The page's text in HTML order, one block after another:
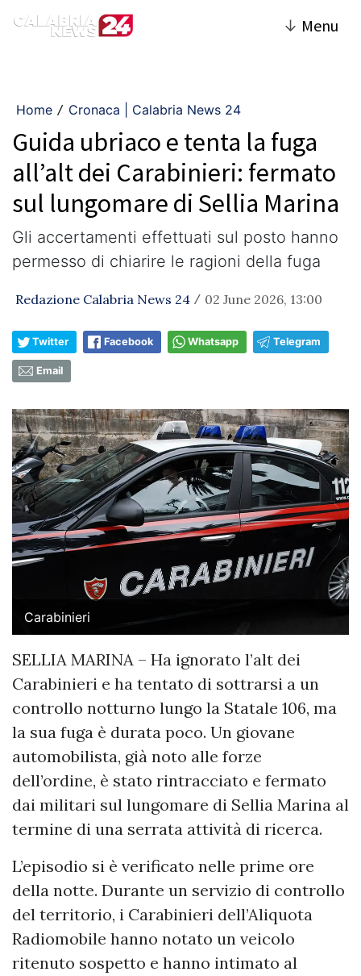
↓ Menu
Home / Cronaca | Calabria News 24
Guida ubriaco e tenta la fuga
all’alt dei Carabinieri: fermato
sul lungomare di Sellia Marina
Gli accertamenti effettuati sul posto hanno
permesso di chiarire le ragioni della fuga
Redazione Calabria News 24 / 02 June 2026, 13:00
Twitter Facebook Whatsapp Telegram
Email
Carabinieri
SELLIA MARINA – Ha ignorato l’alt dei
Carabinieri e ha tentato di sottrarsi a un
controllo notturno lungo la Statale 106, ma
la sua fuga è durata poco. Un giovane
automobilista, già noto alle forze
dell’ordine, è stato rintracciato e fermato
dai militari sul lungomare di Sellia Marina al
termine di una serrata attività di ricerca.
L’episodio si è verificato nelle prime ore
della notte. Durante un servizio di controllo
del territorio, i Carabinieri dell’Aliquota
Radiomobile hanno notato un veicolo
ritenuto sospetto e hanno intimato al